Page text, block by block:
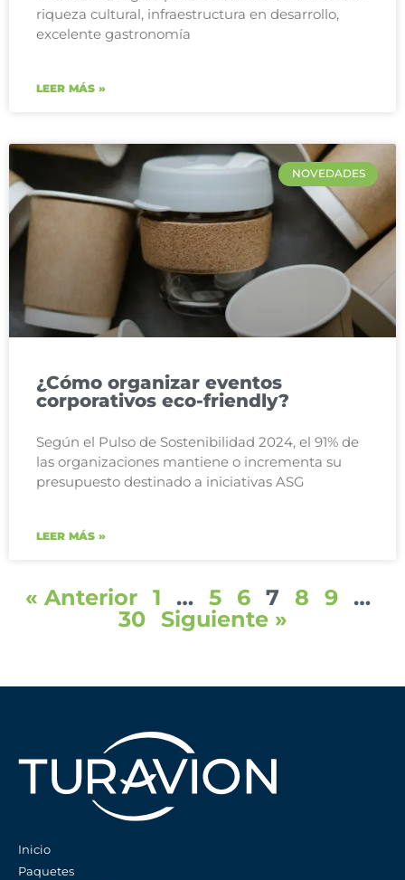
riqueza cultural, infraestructura en desarrollo,
excelente gastronomía
LEER MÁS »
NOVEDADES
¿Cómo organizar eventos
corporativos eco-friendly?
Según el Pulso de Sostenibilidad 2024, el 91% de
las organizaciones mantiene o incrementa su
presupuesto destinado a iniciativas ASG
LEER MÁS »
« Anterior 1 … 5 6 7 8 9
…
30
Siguiente »
Inicio
Paquetes